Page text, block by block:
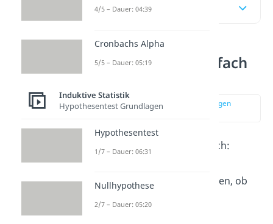
Inhaltsübersicht
Signifikanztest einfach
erklärt
zur Stelle im Video springen
(00:15)
Bei einem Signifikanztest (auch:
Hypothesentest
Entscheidung getroffen werden, ob
sich ein beobachteter Wert
überzufällig
4/5 – Dauer: 04:39
Cronbachs Alpha
5/5 – Dauer: 05:19
Induktive Statistik
Hypothesentest Grundlagen
Hypothesentest
1/7 – Dauer: 06:31
Nullhypothese
2/7 – Dauer: 05:20